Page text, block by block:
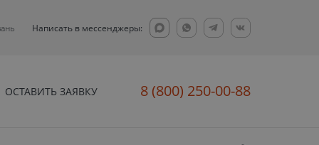
Написать в мессенджеры:
ОСТАВИТЬ ЗАЯВКУ 8 (800) 250-00-88